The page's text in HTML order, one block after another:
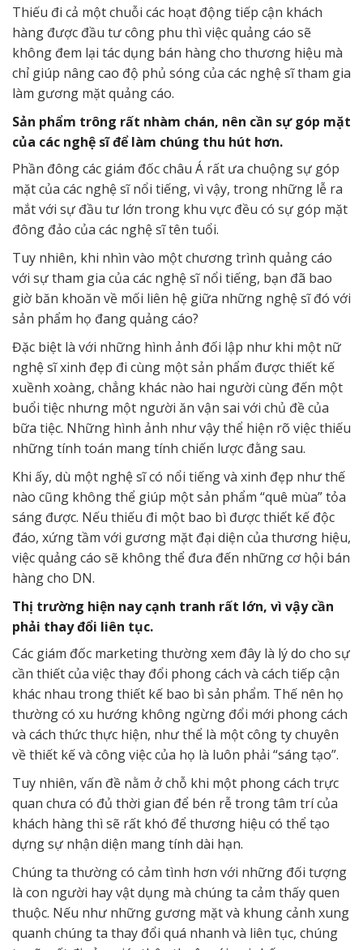
Thiếu đi cả một chuỗi các hoạt động tiếp cận khách
hàng được đầu tư công phu thì việc quảng cáo sẽ
không đem lại tác dụng bán hàng cho thương hiệu mà
chỉ giúp nâng cao độ phủ sóng của các nghệ sĩ tham gia
làm gương mặt quảng cáo.
Sản phẩm trông rất nhàm chán, nên cần sự góp mặt
của các nghệ sĩ để làm chúng thu hút hơn.
Phần đông các giám đốc châu Á rất ưa chuộng sự góp
mặt của các nghệ sĩ nổi tiếng, vì vậy, trong những lễ ra
mắt với sự đầu tư lớn trong khu vực đều có sự góp mặt
đông đảo của các nghệ sĩ tên tuổi.
Tuy nhiên, khi nhìn vào một chương trình quảng cáo
với sự tham gia của các nghệ sĩ nổi tiếng, bạn đã bao
giờ băn khoăn về mối liên hệ giữa những nghệ sĩ đó với
sản phẩm họ đang quảng cáo?
Đặc biệt là với những hình ảnh đối lập như khi một nữ
nghệ sĩ xinh đẹp đi cùng một sản phẩm được thiết kế
xuềnh xoàng, chẳng khác nào hai người cùng đến một
buổi tiệc nhưng một người ăn vận sai với chủ đề của
bữa tiệc. Những hình ảnh như vậy thể hiện rõ việc thiếu
những tính toán mang tính chiến lược đằng sau.
Khi ấy, dù một nghệ sĩ có nổi tiếng và xinh đẹp như thế
nào cũng không thể giúp một sản phẩm “quê mùa” tỏa
sáng được. Nếu thiếu đi một bao bì được thiết kế độc
đáo, xứng tầm với gương mặt đại diện của thương hiệu,
việc quảng cáo sẽ không thể đưa đến những cơ hội bán
hàng cho DN.
Thị trường hiện nay cạnh tranh rất lớn, vì vậy cần
phải thay đổi liên tục.
Các giám đốc marketing thường xem đây là lý do cho sự
cần thiết của việc thay đổi phong cách và cách tiếp cận
khác nhau trong thiết kế bao bì sản phẩm. Thế nên họ
thường có xu hướng không ngừng đổi mới phong cách
và cách thức thực hiện, như thể là một công ty chuyên
về thiết kế và công việc của họ là luôn phải “sáng tạo”.
Tuy nhiên, vấn đề nằm ở chỗ khi một phong cách trực
quan chưa có đủ thời gian để bén rễ trong tâm trí của
khách hàng thì sẽ rất khó để thương hiệu có thể tạo
dựng sự nhận diện mang tính dài hạn.
Chúng ta thường có cảm tình hơn với những đối tượng
là con người hay vật dụng mà chúng ta cảm thấy quen
thuộc. Nếu như những gương mặt và khung cảnh xung
quanh chúng ta thay đổi quá nhanh và liên tục, chúng